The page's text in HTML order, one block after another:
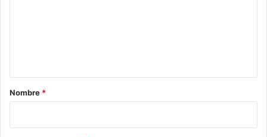
r
Nombre *